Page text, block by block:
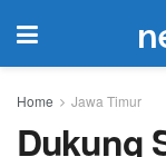
Home Jawa Timur
Dukung